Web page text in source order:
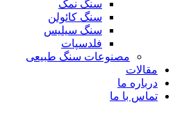
سنگ نمک
سنگ کائولن
سنگ سیلیس
فلدسپات
مصنوعات سنگ طبیعی
مقالات
درباره ما
تماس با ما